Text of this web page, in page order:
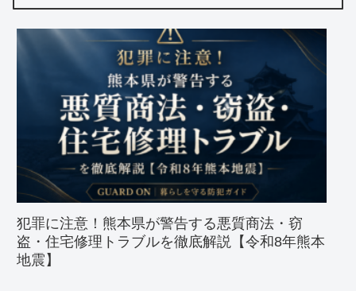
犯罪に注意！熊本県が警告する悪質商法・窃
盗・住宅修理トラブルを徹底解説【令和8年熊本
地震】